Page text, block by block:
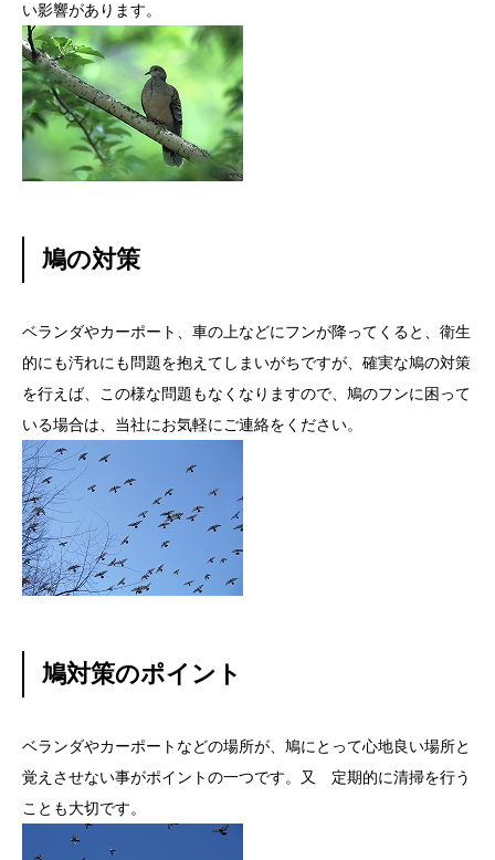
い影響があります。
鳩の対策
ベランダやカーポート、車の上などにフンが降ってくると、衛生
的にも汚れにも問題を抱えてしまいがちですが、確実な鳩の対策
を行えば、この様な問題もなくなりますので、鳩のフンに困って
いる場合は、当社にお気軽にご連絡をください。
鳩対策のポイント
ベランダやカーポートなどの場所が、鳩にとって心地良い場所と
覚えさせない事がポイントの一つです。又 定期的に清掃を行う
ことも大切です。